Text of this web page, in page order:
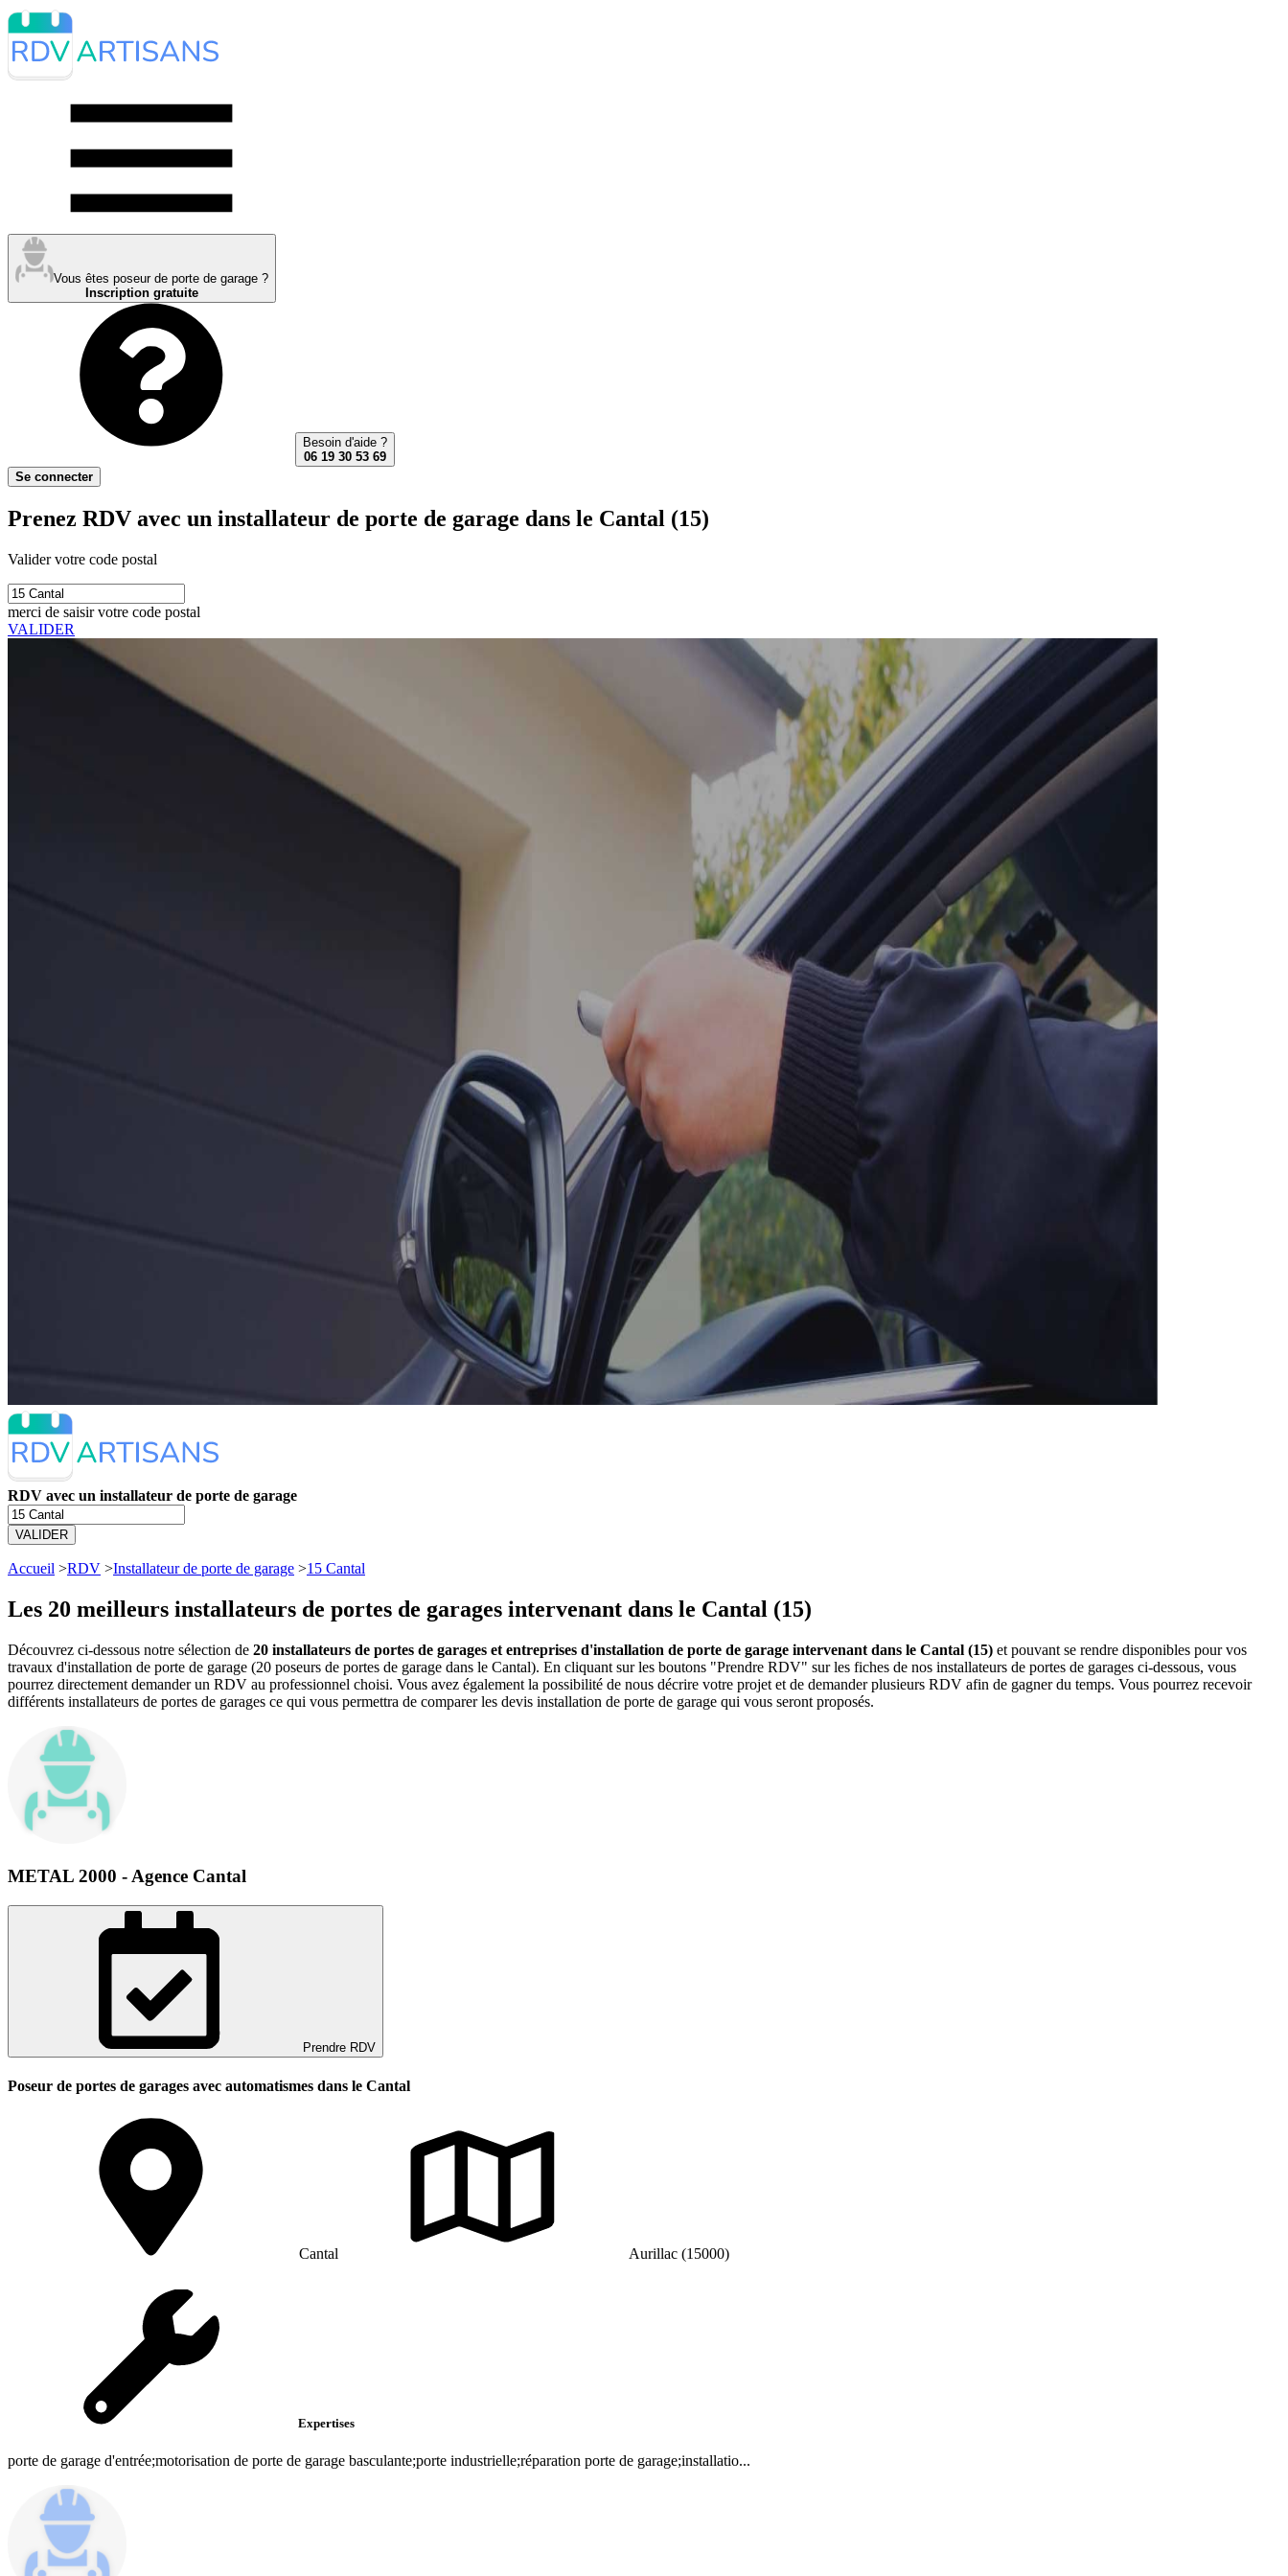
Vous êtes poseur de porte de garage ?
Inscription gratuite
Besoin d'aide ?
06 19 30 53 69
Se connecter
Prenez RDV avec un installateur de porte de garage dans le Cantal (15)
Valider votre code postal
merci de saisir votre code postal
VALIDER
RDV avec un installateur de porte de garage
VALIDER
Accueil >RDV >Installateur de porte de garage >15 Cantal
Les 20 meilleurs installateurs de portes de garages intervenant dans le Cantal (15)
Découvrez ci-dessous notre sélection de 20 installateurs de portes de garages et entreprises d'installation de porte de garage intervenant dans le Cantal (15) et pouvant se rendre disponibles pour vos
travaux d'installation de porte de garage (20 poseurs de portes de garage dans le Cantal). En cliquant sur les boutons "Prendre RDV" sur les fiches de nos installateurs de portes de garages ci-dessous, vous
pourrez directement demander un RDV au professionnel choisi. Vous avez également la possibilité de nous décrire votre projet et de demander plusieurs RDV afin de gagner du temps. Vous pourrez recevoir
différents installateurs de portes de garages ce qui vous permettra de comparer les devis installation de porte de garage qui vous seront proposés.
METAL 2000 - Agence Cantal
Prendre RDV
Poseur de portes de garages avec automatismes dans le Cantal
Cantal Aurillac (15000)
Expertises
porte de garage d'entrée;motorisation de porte de garage basculante;porte industrielle;réparation porte de garage;installatio...